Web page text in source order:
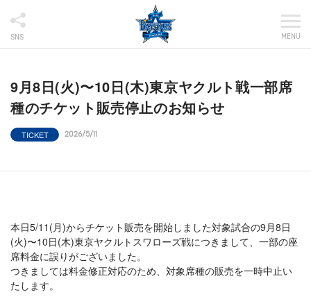
SNS MENU
9月8日(火)〜10日(木)東京ヤクルト戦一部席
種のチケット販売停止のお知らせ
TICKET 2026/5/11
本日5/11(月)からチケット販売を開始しました対象試合の9月8日
(火)〜10日(木)東京ヤクルトスワローズ戦につきまして、一部の座
席料金に誤りがございました。
つきましては料金修正対応のため、対象席種の販売を一時中止い
たします。